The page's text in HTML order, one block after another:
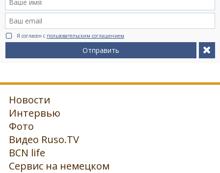
Я согласен с пользовательским соглашением
Отправить
Новости
Интервью
Фото
Видео Ruso.TV
BCN life
Сервис на немецком